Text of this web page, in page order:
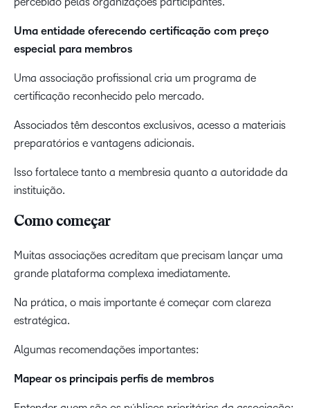
Uma entidade oferecendo certificação com preço
especial para membros
Uma associação profissional cria um programa de
certificação reconhecido pelo mercado.
Associados têm descontos exclusivos, acesso a materiais
preparatórios e vantagens adicionais.
Isso fortalece tanto a membresia quanto a autoridade da
instituição.
Como começar
Muitas associações acreditam que precisam lançar uma
grande plataforma complexa imediatamente.
Na prática, o mais importante é começar com clareza
estratégica.
Algumas recomendações importantes:
Mapear os principais perfis de membros